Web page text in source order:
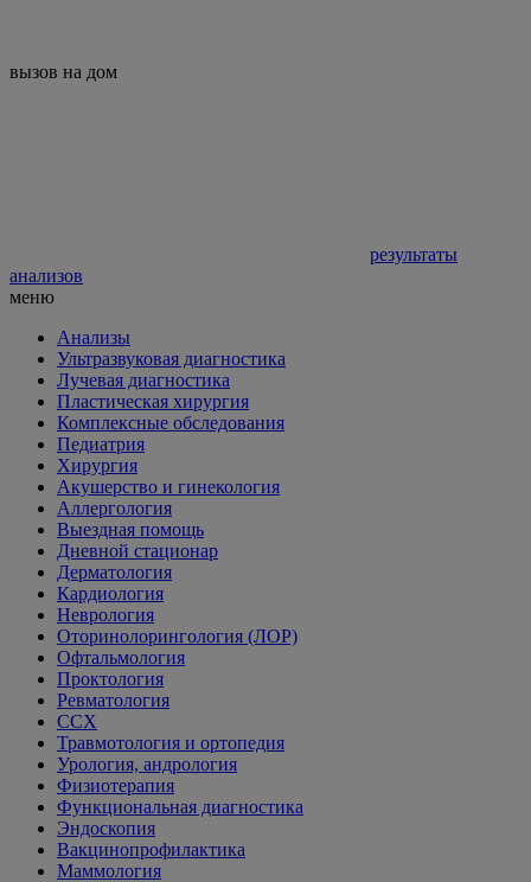
вызов на дом
результаты
анализов
меню
Анализы
Ультразвуковая диагностика
Лучевая диагностика
Пластическая хирургия
Комплексные обследования
Педиатрия
Хирургия
Акушерство и гинекология
Аллергология
Выездная помощь
Дневной стационар
Дерматология
Кардиология
Неврология
Оторинолорингология (ЛОР)
Офтальмология
Проктология
Ревматология
ССХ
Травмотология и ортопедия
Урология, андрология
Физиотерапия
Функциональная диагностика
Эндоскопия
Вакцинопрофилактика
Маммология